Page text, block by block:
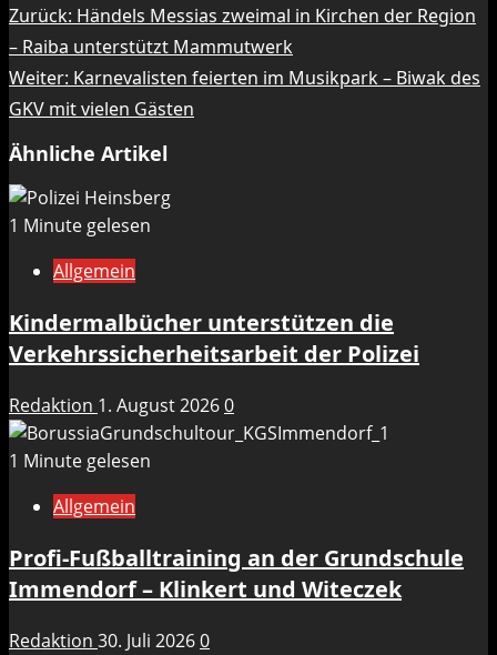
Beitragsnavigation
Zurück: Händels Messias zweimal in Kirchen der Region
– Raiba unterstützt Mammutwerk
Weiter: Karnevalisten feierten im Musikpark – Biwak des
GKV mit vielen Gästen
Ähnliche Artikel
1 Minute gelesen
Allgemein
Kindermalbücher unterstützen die
Verkehrssicherheitsarbeit der Polizei
Redaktion 1. August 20260
1 Minute gelesen
Allgemein
Profi-Fußballtraining an der Grundschule
Immendorf – Klinkert und Witeczek
Redaktion 30. Juli 20260